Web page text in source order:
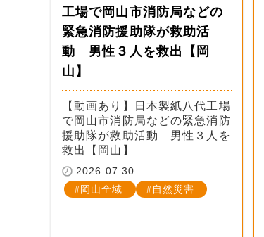
工場で岡山市消防局などの
緊急消防援助隊が救助活
動 男性３人を救出【岡
山】
【動画あり】日本製紙八代工場
で岡山市消防局などの緊急消防
援助隊が救助活動 男性３人を
救出【岡山】
2026.07.30
岡山全域
自然災害